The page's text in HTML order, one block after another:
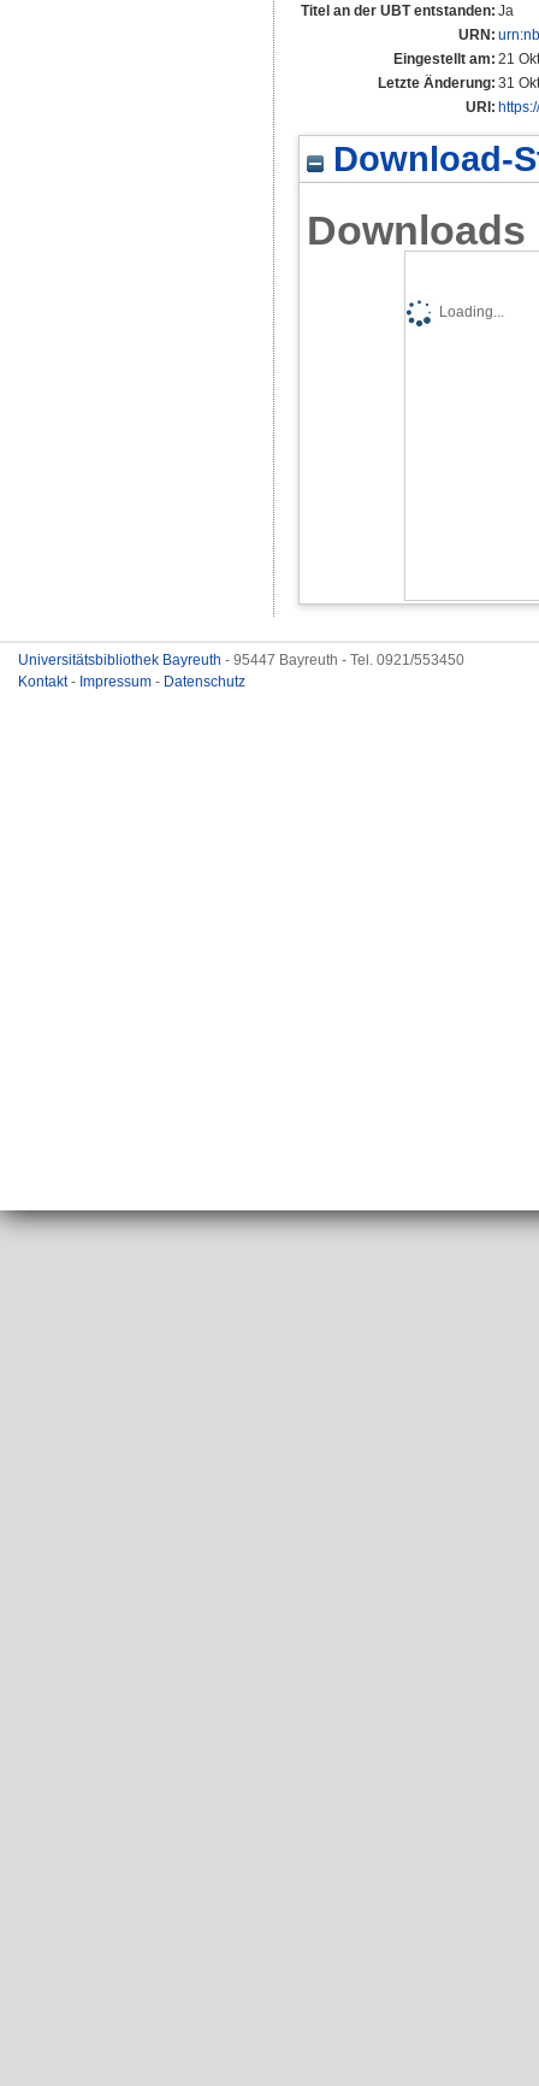
Titel an der UBT entstanden: Ja
URN:
Eingestellt am: 21
Letzte Änderung: 31
URI:
Download-
Downloads
Loading...
Universitätsbibliothek Bayreuth - 95447 Bayreuth - Tel. 0921/553450
Kontakt- Impressum - Datenschutz